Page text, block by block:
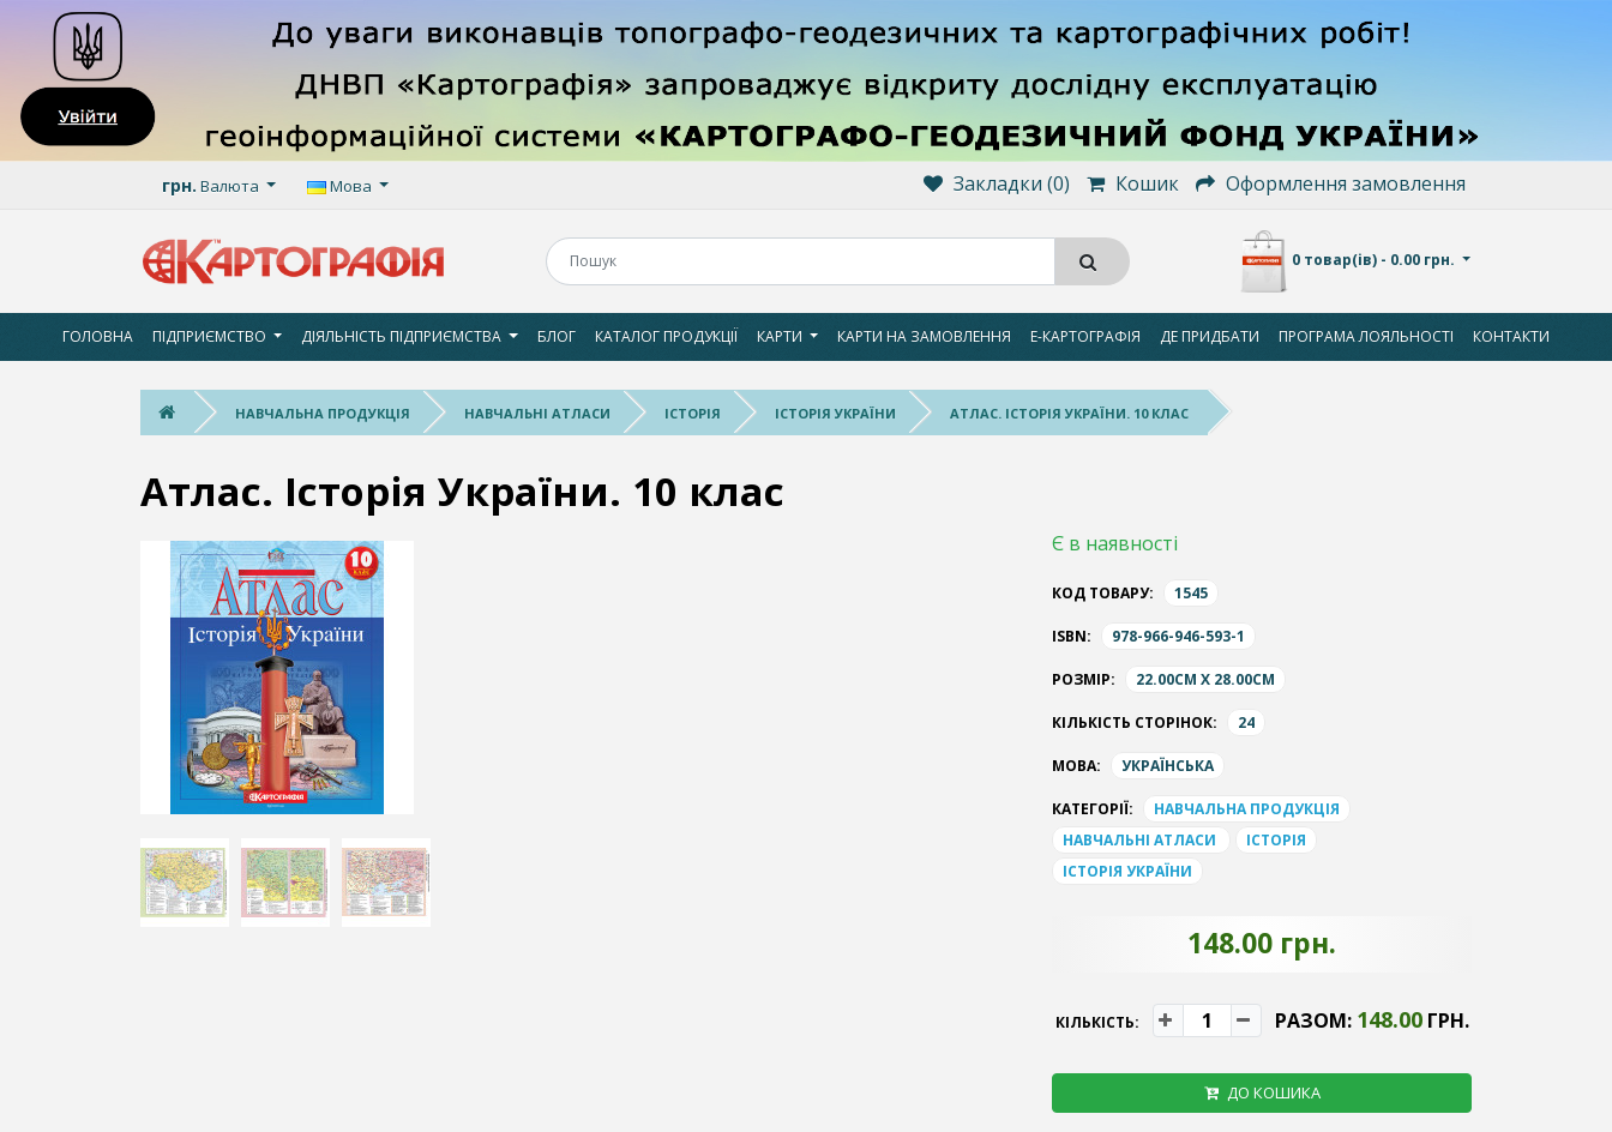
грн. Валюта Мова Закладки (0) Кошик Оформлення замовлення
0 товар(ів) - 0.00 грн.
ГОЛОВНА ПІДПРИЄМСТВО ДІЯЛЬНІСТЬ ПІДПРИЄМСТВА БЛОГ КАТАЛОГ ПРОДУКЦІЇ КАРТИ КАРТИ НА ЗАМОВЛЕННЯ Е-КАРТОГРАФІЯ ДЕ ПРИДБАТИ ПРОГРАМА ЛОЯЛЬНОСТІ КОНТАКТИ
НАВЧАЛЬНА ПРОДУКЦІЯ НАВЧАЛЬНІ АТЛАСИ ІСТОРІЯ ІСТОРІЯ УКРАЇНИ АТЛАС. ІСТОРІЯ УКРАЇНИ. 10 КЛАС
Атлас. Історія України. 10 клас
Є в наявності
КОД ТОВАРУ: 1545
ISBN: 978-966-946-593-1
РОЗМІР: 22.00CM X 28.00CM
КІЛЬКІСТЬ СТОРІНОК: 24
МОВА: УКРАЇНСЬКА
КАТЕГОРІЇ:
НАВЧАЛЬНА ПРОДУКЦІЯ
НАВЧАЛЬНІ АТЛАСИ
ІСТОРІЯ
ІСТОРІЯ УКРАЇНИ
148.00 грн.
КІЛЬКІСТЬ: РАЗОМ: 148.00ГРН.
ДО КОШИКА